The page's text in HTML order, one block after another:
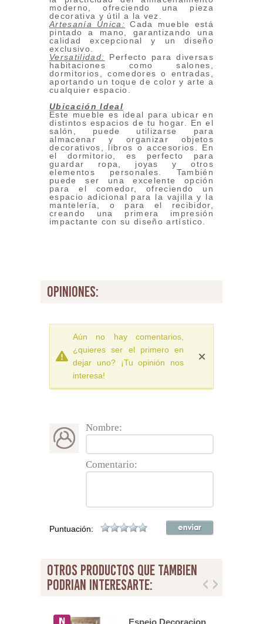
moderno, ofreciendo una pieza
decorativa y útil a la vez.
Artesanía Única: Cada mueble está
pintado a mano, garantizando una
calidad excepcional y un diseño
exclusivo.
Versatilidad: Perfecto para diversas
habitaciones como salones,
dormitorios, comedores o entradas,
aportando un toque de color y arte a
cualquier espacio.
Ubicación Ideal
Este mueble es ideal para ubicar en
distintos espacios de tu hogar. En el
salón, puede utilizarse para
almacenar y organizar objetos
decorativos, libros o accesorios. En
el dormitorio, es perfecto para
guardar ropa, joyas y otros
elementos personales. También
puede ser una excelente opción
para el comedor, ofreciendo un
espacio adicional para la vajilla y la
mantelería, o para el recibidor,
creando una primera impresión
impactante con su diseño artístico.
opiniones:
Aún no hay comentarios,
¿quieres ser el primero en
dejar uno? ¡Tu opinión nos
interesa!
Nombre:
Comentario:
Puntuación:
otros productos que tambien
podrian interesarte: